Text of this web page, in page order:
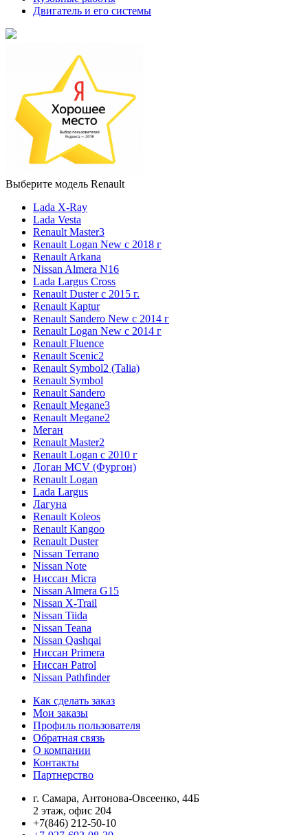
Двигатель и его системы
Выберите модель Renault
Lada X-Ray
Lada Vesta
Renault Master3
Renault Logan New с 2018 г
Renault Arkana
Nissan Almera N16
Lada Largus Cross
Renault Duster с 2015 г.
Renault Kaptur
Renault Sandero New с 2014 г
Renault Logan New с 2014 г
Renault Fluence
Renault Scenic2
Renault Symbol2 (Talia)
Renault Symbol
Renault Sandero
Renault Megane3
Renault Megane2
Меган
Renault Master2
Renault Logan c 2010 г
Логан МСV (Фургон)
Renault Logan
Lada Largus
Лагуна
Renault Koleos
Renault Kangoo
Renault Duster
Nissan Terrano
Nissan Note
Ниссан Micra
Nissan Almera G15
Nissan X-Trail
Nissan Tiida
Nissan Teana
Nissan Qashqai
Ниссан Primera
Ниссан Patrol
Nissan Pathfinder
Как сделать заказ
Мои заказы
Профиль пользователя
Обратная связь
О компании
Контакты
Партнерство
г. Самара, Антонова-Овсеенко, 44Б
2 этаж, офис 204
+7(846) 212-50-10